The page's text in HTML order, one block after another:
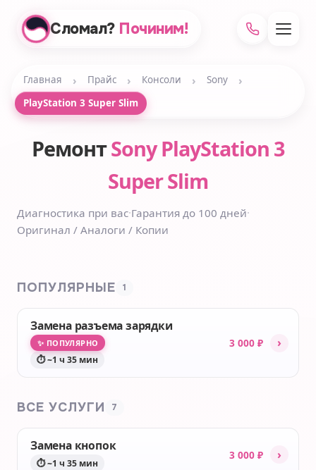
Сломал? Починим!
Главная › Прайс › Консоли › Sony ›
PlayStation 3 Super Slim
РемонтSony PlayStation 3
Super Slim
Диагностика при вас·Гарантия до 100 дней·
Оригинал / Аналоги / Копии
ПОПУЛЯРНЫЕ 1
Замена разъема зарядки
✨ ПОПУЛЯРНО
⏱ ~1 ч 35 мин
3 000 ₽ ›
ВСЕ УСЛУГИ 7
Замена кнопок
⏱ ~1 ч 35 мин
3 000 ₽ ›